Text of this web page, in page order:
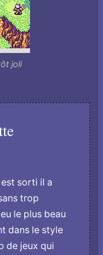
joli
sorti il a
trop
le plus beau
dans le style
de jeux qui